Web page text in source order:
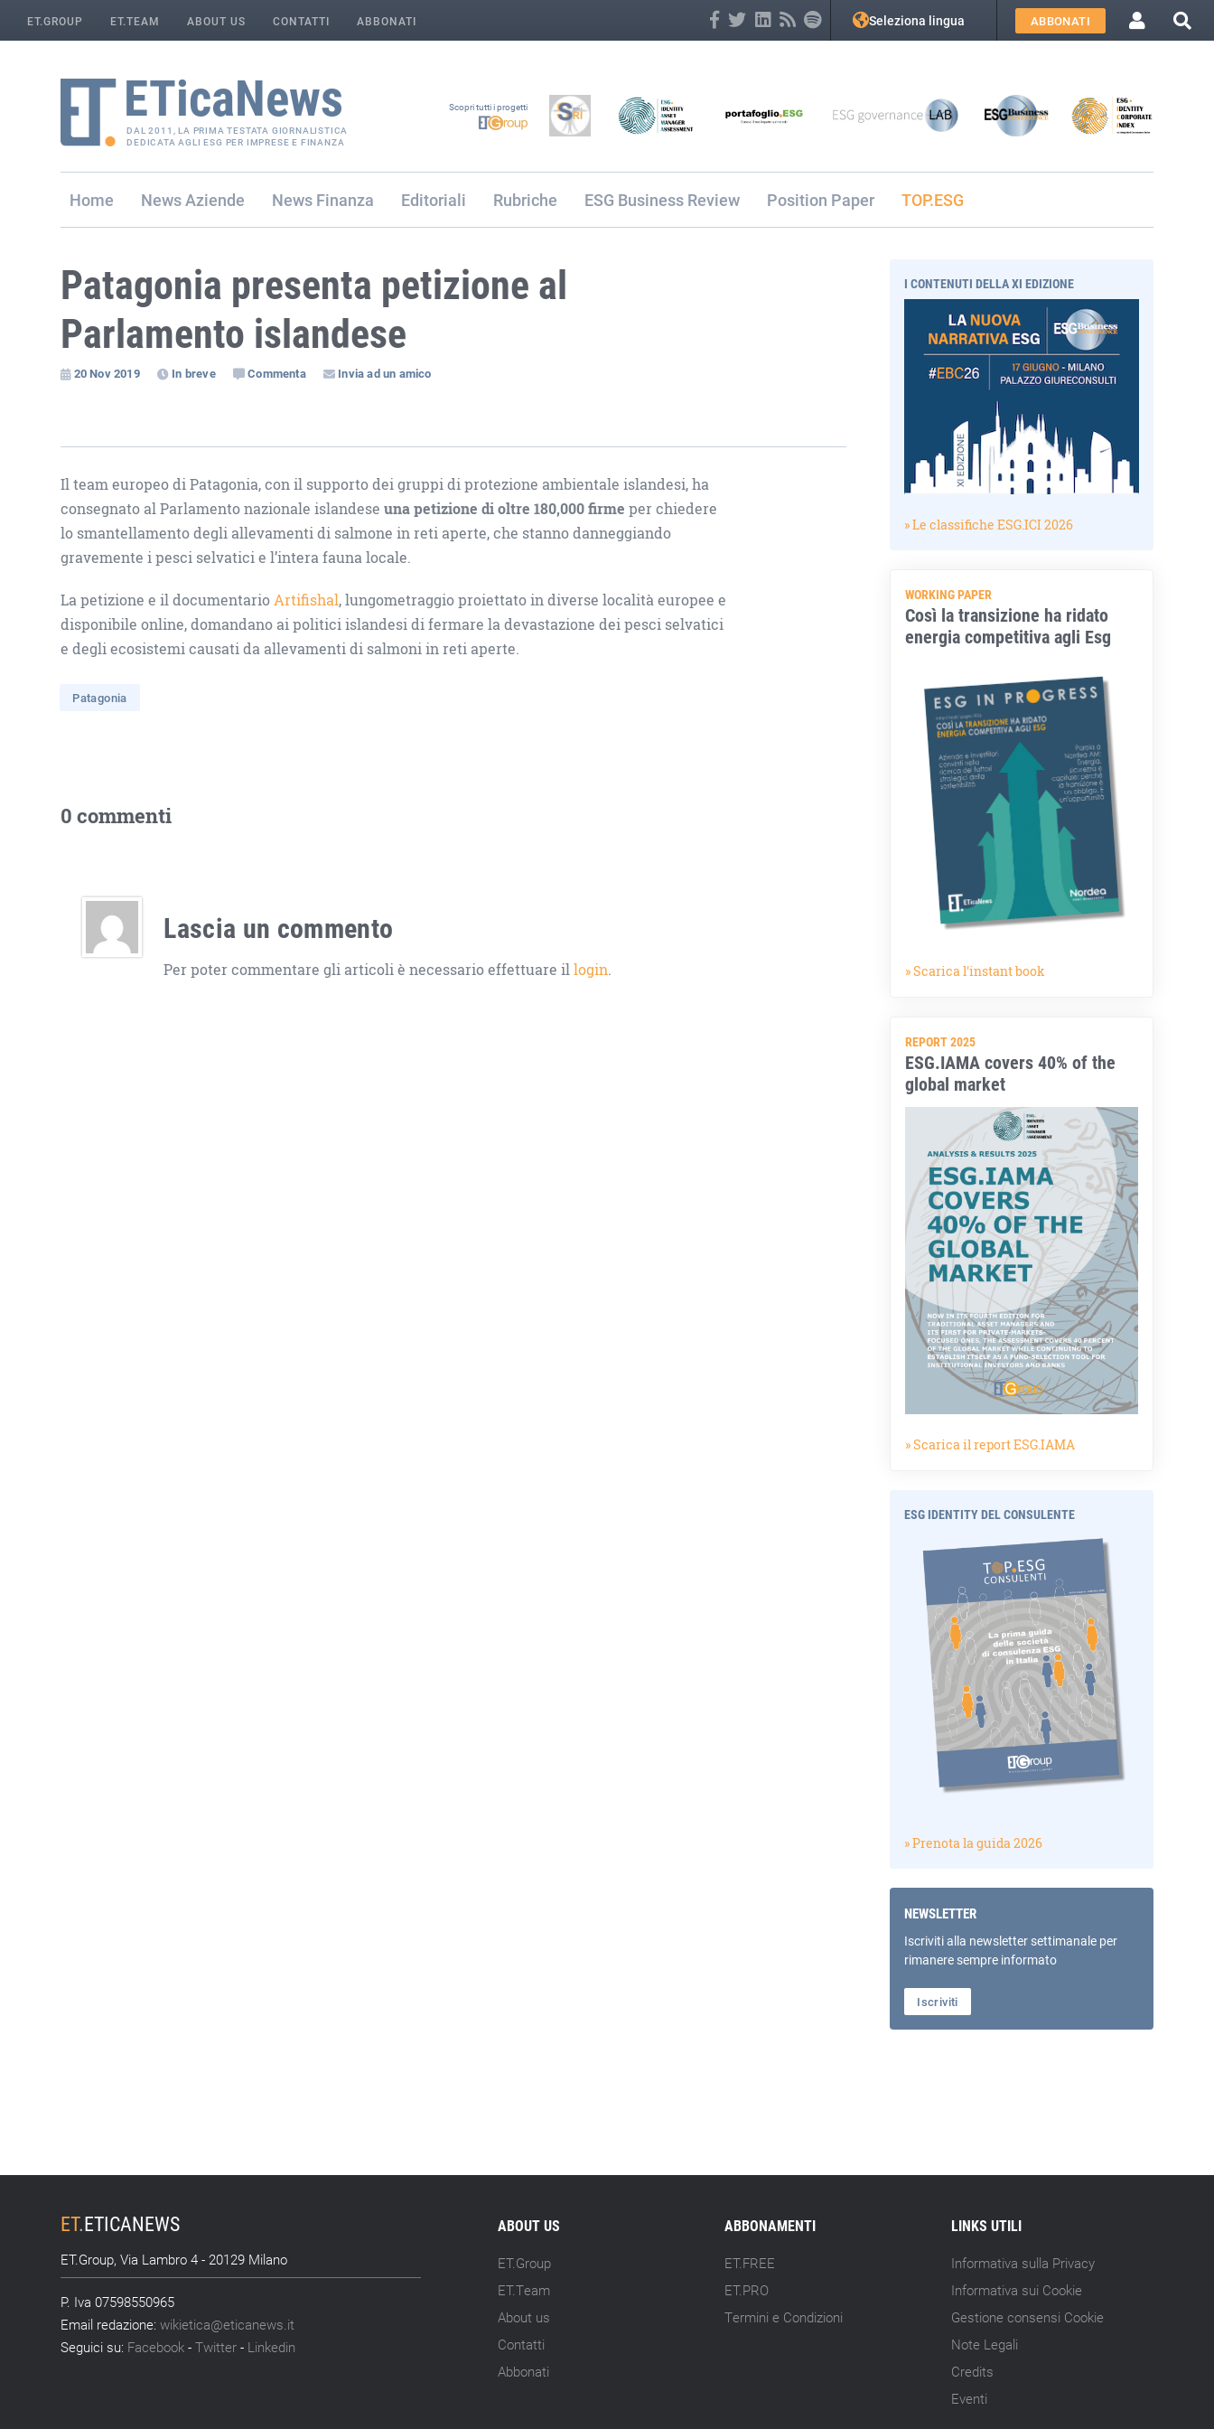
ET.GROUP ET.TEAM ABOUT US CONTATTI ABBONATI Seleziona lingua ABBONATI
DAL 2011, LA PRIMA TESTATA GIORNALISTICA
DEDICATA AGLI ESG PER IMPRESE E FINANZA
Scopri tutti i progetti
Home Aziende Finanza Editoriali Rubriche ESG Business Review Position Paper TOP.ESG
Patagonia presenta petizione al
Parlamento islandese
20 Nov 2019 In breve Commenta Invia ad un amico
Il team europeo di Patagonia, con il supporto dei gruppi di protezione ambientale islandesi, ha
consegnato al Parlamento nazionale islandeseuna petizione di oltre 180,000 firme per chiedere
lo smantellamento degli allevamenti di salmone in reti aperte, che stanno danneggiando
gravemente i pesci selvatici e l’intera fauna locale.
La petizione e il documentarioArtifishal, lungometraggio proiettato in diverse località europee e
disponibile online, domandano ai politici islandesi di fermare la devastazione dei pesci selvatici
e degli ecosistemi causati da allevamenti di salmoni in reti aperte.
Patagonia
0 commenti
Lascia un commento
Per poter commentare gli articoli è necessario effettuare illogin.
I CONTENUTI DELLA XI EDIZIONE
» Le classifiche ESG.ICI 2026
WORKING PAPER
Così la transizione ha ridato
energia competitiva agli Esg
» Scarica l'instant book
REPORT 2025
ESG.IAMA covers 40% of the
global market
» Scarica il report ESG.IAMA
ESG IDENTITY DEL CONSULENTE
» Prenota la guida 2026
NEWSLETTER
Iscriviti alla newsletter settimanale per
rimanere sempre informato
Iscriviti
ET.ETICANEWS
ET.Group, Via Lambro 4 - 20129 Milano
P. Iva 07598550965
Email redazione:wikietica@eticanews.it
Seguici su: Facebook -Twitter - Linkedin
ABOUT US
ET.Group
ET.Team
About us
Contatti
Abbonati
ABBONAMENTI
ET.FREE
ET.PRO
Termini e Condizioni
LINKS UTILI
Informativa sulla Privacy
Informativa sui Cookie
Gestione consensi Cookie
Note Legali
Credits
Eventi